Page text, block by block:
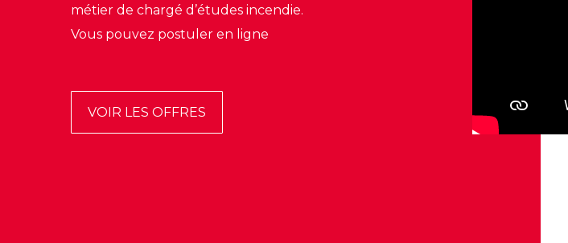
métier de chargé d’études incendie.
Vous pouvez postuler en ligne
VOIR LES OFFRES